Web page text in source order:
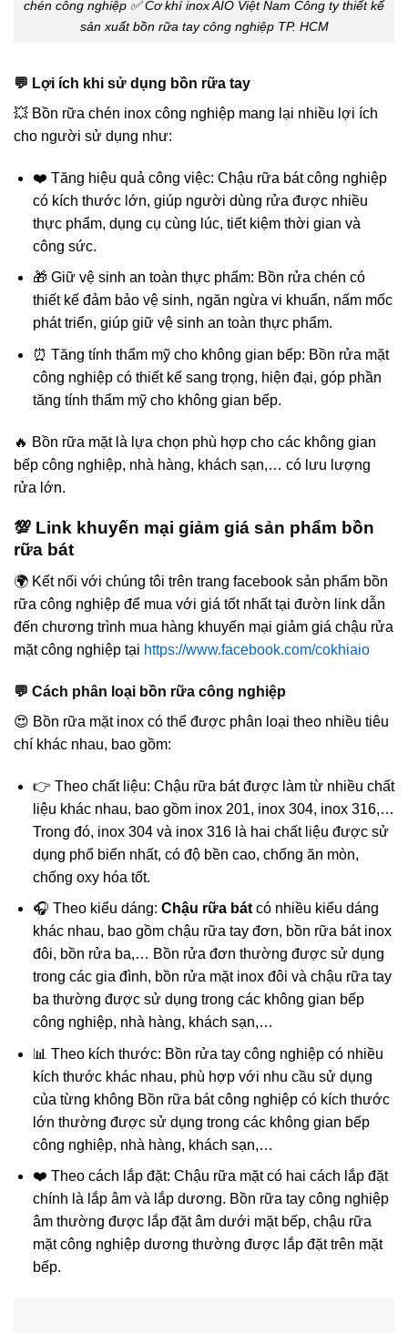
chén công nghiệp ✅ Cơ khí inox AIO Việt Nam Công ty thiết kế
sản xuất bồn rữa tay công nghiệp TP. HCM
💬 Lợi ích khi sử dụng bồn rữa tay
💥 Bồn rữa chén inox công nghiệp mang lại nhiều lợi ích
cho người sử dụng như:
❤️ Tăng hiệu quả công việc: Chậu rữa bát công nghiệp
có kích thước lớn, giúp người dùng rửa được nhiều
thực phẩm, dụng cụ cùng lúc, tiết kiệm thời gian và
công sức.
🎁 Giữ vệ sinh an toàn thực phẩm: Bồn rửa chén có
thiết kế đảm bảo vệ sinh, ngăn ngừa vi khuẩn, nấm mốc
phát triển, giúp giữ vệ sinh an toàn thực phẩm.
⏰ Tăng tính thẩm mỹ cho không gian bếp: Bồn rửa mặt
công nghiệp có thiết kế sang trọng, hiện đại, góp phần
tăng tính thẩm mỹ cho không gian bếp.
🔥 Bồn rữa mặt là lựa chọn phù hợp cho các không gian
bếp công nghiệp, nhà hàng, khách sạn,… có lưu lượng
rửa lớn.
💯 Link khuyến mại giảm giá sản phẩm bồn
rữa bát
🌍 Kết nối với chúng tôi trên trang facebook sản phẩm bồn
rữa công nghiệp để mua với giá tốt nhất tại đườn link dẫn
đến chương trình mua hàng khuyến mại giảm giá chậu rửa
mặt công nghiệp tại https://www.facebook.com/cokhiaio
💬 Cách phân loại bồn rữa công nghiệp
😍 Bồn rữa mặt inox có thể được phân loại theo nhiều tiêu
chí khác nhau, bao gồm:
👉 Theo chất liệu: Chậu rữa bát được làm từ nhiều chất
liệu khác nhau, bao gồm inox 201, inox 304, inox 316,…
Trong đó, inox 304 và inox 316 là hai chất liệu được sử
dụng phổ biến nhất, có độ bền cao, chống ăn mòn,
chống oxy hóa tốt.
🎧 Theo kiểu dáng: Chậu rữa bátcó nhiều kiểu dáng
khác nhau, bao gồm chậu rữa tay đơn, bồn rữa bát inox
đôi, bồn rửa ba,… Bồn rửa đơn thường được sử dụng
trong các gia đình, bồn rửa mặt inox đôi và chậu rữa tay
ba thường được sử dụng trong các không gian bếp
công nghiệp, nhà hàng, khách sạn,…
📊 Theo kích thước: Bồn rửa tay công nghiệp có nhiều
kích thước khác nhau, phù hợp với nhu cầu sử dụng
của từng không Bồn rữa bát công nghiệp có kích thước
lớn thường được sử dụng trong các không gian bếp
công nghiệp, nhà hàng, khách sạn,…
❤️ Theo cách lắp đặt: Chậu rữa mặt có hai cách lắp đặt
chính là lắp âm và lắp dương. Bồn rữa tay công nghiệp
âm thường được lắp đặt âm dưới mặt bếp, chậu rữa
mặt công nghiệp dương thường được lắp đặt trên mặt
bếp.